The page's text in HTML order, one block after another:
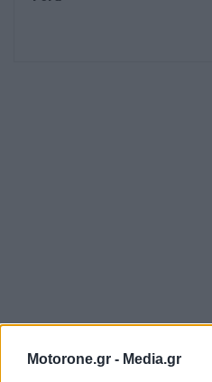
Motorone.gr - Media.gr